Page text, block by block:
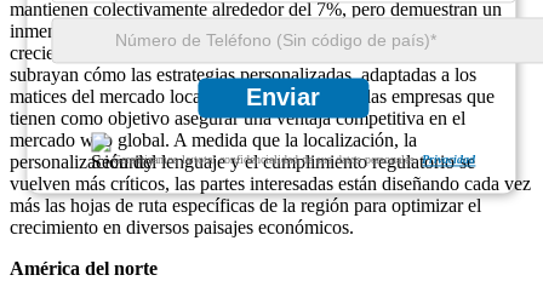
Enviar
Garantizamos la total confidencialidad de sus datos personales.Privacidad
mantienen colectivamente alrededor del 7%, pero demuestran un
inmenso potencial futuro con planos de ciudades inteligentes y una
creciente digitalización empresarial. Estas dinámicas regionales
subrayan cómo las estrategias personalizadas, adaptadas a los
matices del mercado local, son esenciales para las empresas que
tienen como objetivo asegurar una ventaja competitiva en el
mercado web global. A medida que la localización, la
personalización del lenguaje y el cumplimiento regulatorio se
vuelven más críticos, las partes interesadas están diseñando cada vez
más las hojas de ruta específicas de la región para optimizar el
crecimiento en diversos paisajes económicos.
América del norte